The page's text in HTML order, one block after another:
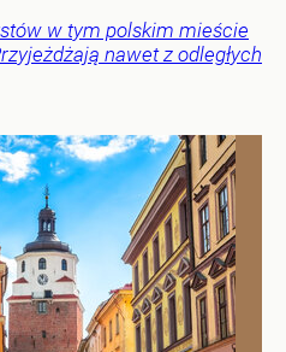
w tym polskim mieście
nawet z odległych